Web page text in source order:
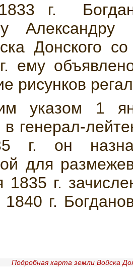
г.
Александру
Донского
ему
рисунков
указом 1
генерал-
г. он
для
1835 г.
1840 г.
Подробная карта земли Войска